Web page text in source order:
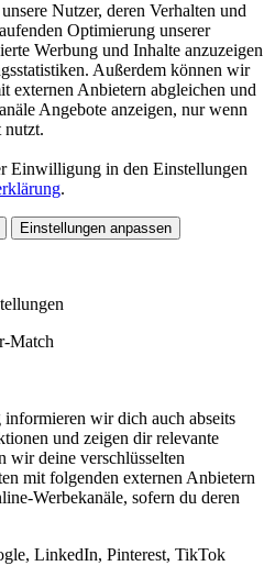
Nutzer, deren Verhalten und
Optimierung unserer
Werbung und Inhalte anzuzeigen
Außerdem können wir
externen Anbietern abgleichen und
Angebote anzeigen, nur wenn
nutzt.
Einwilligung in den Einstellungen
.
Einstellungen anpassen
Match
wir dich auch abseits
und zeigen dir relevante
wir deine verschlüsselten
mit folgenden externen Anbietern
Werbekanäle, sofern du deren
LinkedIn, Pinterest, TikTok